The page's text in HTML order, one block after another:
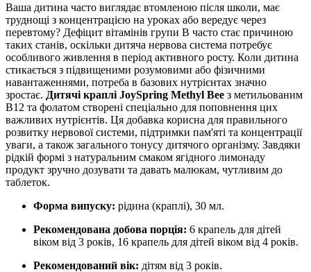
Ваша дитина часто виглядає втомленою після школи, має
труднощі з концентрацією на уроках або вередує через
перевтому? Дефіцит вітамінів групи B часто стає причиною
таких станів, оскільки дитяча нервова система потребує
особливого живлення в період активного росту. Коли дитина
стикається з підвищеними розумовими або фізичними
навантаженнями, потреба в базових нутрієнтах значно
зростає. Дитячі краплі JoySpring Methyl Bee з метильованим
B12 та фолатом створені спеціально для поповнення цих
важливих нутрієнтів. Ця добавка корисна для правильного
розвитку нервової системи, підтримки пам'яті та концентрації
уваги, а також загального тонусу дитячого організму. Завдяки
рідкій формі з натуральним смаком ягідного лимонаду
продукт зручно дозувати та давать малюкам, чутливим до
таблеток.
Форма випуску: рідина (краплі), 30 мл.
Рекомендована добова порція: 6 крапель для дітей
віком від 3 років, 16 крапель для дітей віком від 4 років.
Рекомендований вік: дітям від 3 років.